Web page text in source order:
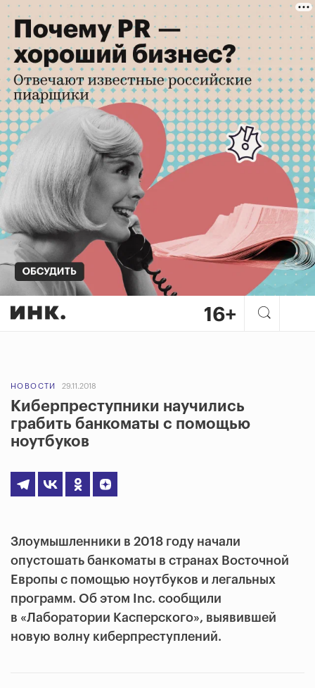
НОВОСТИ 29.11.2018
Киберпреступники научились
грабить банкоматы с помощью
ноутбуков
Злоумышленники в 2018 году начали
опустошать банкоматы в странах Восточной
Европы с помощью ноутбуков и легальных
программ. Об этом Inc. сообщили
в «Лаборатории Касперского», выявившей
новую волну киберпреступлений.